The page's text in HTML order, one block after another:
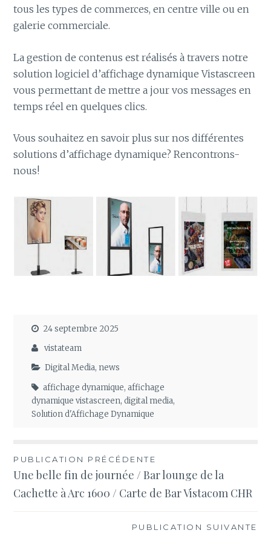
tous les types de commerces, en centre ville ou en
galerie commerciale.
La gestion de contenus est réalisés à travers notre
solution logiciel d’affichage dynamique Vistascreen
vous permettant de mettre a jour vos messages en
temps réel en quelques clics.
Vous souhaitez en savoir plus sur nos différentes
solutions d’affichage dynamique? Rencontrons-
nous!
24 septembre 2025
vistateam
Digital Media, news
affichage dynamique,affichage
dynamique vistascreen,digital media,
Solution d'Affichage Dynamique
Navigation
de
PUBLICATION PRÉCÉDENTE
Une belle fin de journée / Bar lounge de la
Cachette à Arc 1600 / Carte de Bar Vistacom CHR
PUBLICATION SUIVANTE